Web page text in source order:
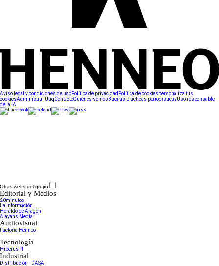
Aviso legal y condiciones de usoPolítica de privacidad Política de cookiespersonaliza tus
cookiesAdministrar UtiqContactoQuiénes somos Buenas prácticas periodísticasUso responsable
de la IA
Otras webs del grupo
Editorial y Medios
20minutos
La Información
Heraldo de Aragón
Alayans Media
Audiovisual
Factoría Henneo
Tecnología
Hiberus TI
Industrial
Distribución - DASA